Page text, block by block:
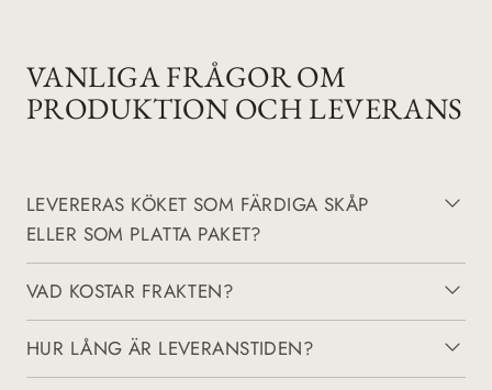
VANLIGA FRÅGOR OM
PRODUKTION OCH LEVERANS
LEVERERAS KÖKET SOM FÄRDIGA SKÅP
ELLER SOM PLATTA PAKET?
VAD KOSTAR FRAKTEN?
HUR LÅNG ÄR LEVERANSTIDEN?